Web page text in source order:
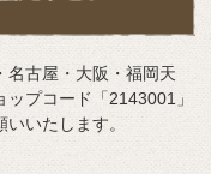
名古屋・大阪・福岡天
プコード「2143001」
いたします。